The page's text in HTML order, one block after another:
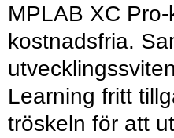
MPLAB XC
kostnadsfria.
Learning fritt
tröskeln för att